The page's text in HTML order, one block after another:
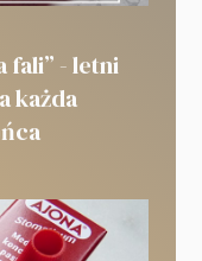
fali” - letni
każda